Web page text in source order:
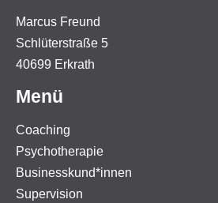
Marcus Freund
Schlüterstraße 5
40699 Erkrath
Menü
Coaching
Psychotherapie
Businesskund*innen
Supervision